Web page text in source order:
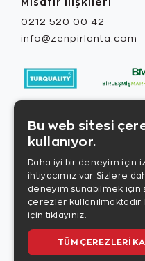
0212 520 00 42
info@zenpirlanta.com
Copyright © 2026,
Zen Diamond
Bu web sitesi
kullanıyor.
Daha iyi bir deneyim için
ihtiyacımız var. Sizlere
deneyim sunabilmek için
çerezler kullanılmaktadır.
için tıklayınız.
TÜM ÇEREZLERI